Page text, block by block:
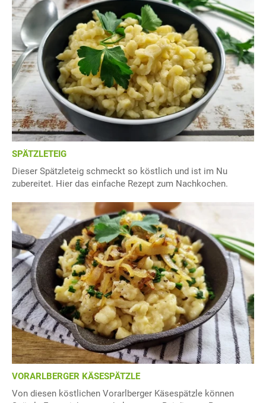
SPÄTZLETEIG
Dieser Spätzleteig schmeckt so köstlich und ist im Nu
zubereitet. Hier das einfache Rezept zum Nachkochen.
VORARLBERGER KÄSESPÄTZLE
Von diesen köstlichen Vorarlberger Käsespätzle können